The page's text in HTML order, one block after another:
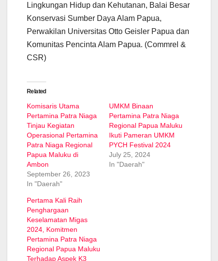
Lingkungan Hidup dan Kehutanan, Balai Besar
Konservasi Sumber Daya Alam Papua,
Perwakilan Universitas Otto Geisler Papua dan
Komunitas Pencinta Alam Papua. (Commrel &
CSR)
Related
Komisaris Utama
Pertamina Patra Niaga
Tinjau Kegiatan
Operasional Pertamina
Patra Niaga Regional
Papua Maluku di
Ambon
September 26, 2023
In "Daerah"
UMKM Binaan
Pertamina Patra Niaga
Regional Papua Maluku
Ikuti Pameran UMKM
PYCH Festival 2024
July 25, 2024
In "Daerah"
Pertama Kali Raih
Penghargaan
Keselamatan Migas
2024, Komitmen
Pertamina Patra Niaga
Regional Papua Maluku
Terhadap Aspek K3